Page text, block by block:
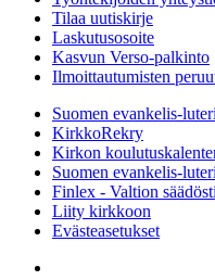
Tilaa uutiskirje
Laskutusosoite
Kasvun Verso-palkinto
Ilmoittautumisten
Suomen evankelis-
KirkkoRekry
Kirkon
Suomen evankelis-
Finlex - Valtion
Liity kirkkoon
Evästeasetukset